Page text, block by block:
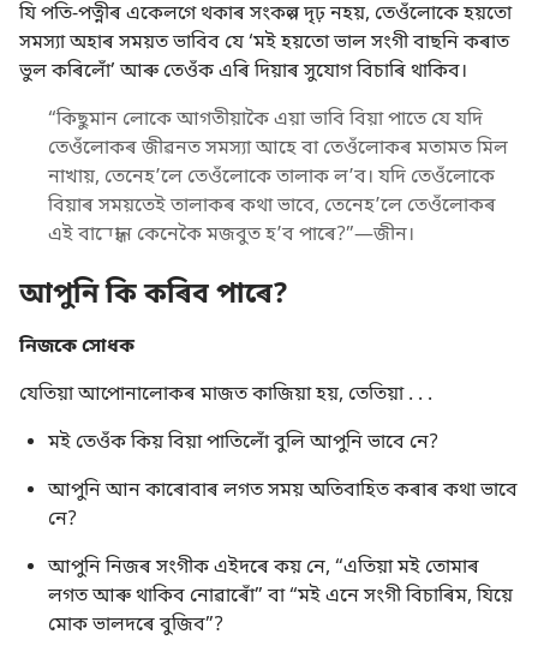
যি পতি-পত্নীৰ একেলগে থকাৰ সংকল্প দৃঢ় নহয়, তেওঁলোকে হয়তো
সমস্যা অহাৰ সময়ত ভাবিব যে ‘মই হয়তো ভাল সংগী বাছনি কৰাত
ভুল কৰিলোঁ’ আৰু তেওঁক এৰি দিয়াৰ সুযোগ বিচাৰি থাকিব।
“কিছুমান লোকে আগতীয়াকৈ এয়া ভাবি বিয়া পাতে যে যদি
তেওঁলোকৰ জীৱনত সমস্যা আহে বা তেওঁলোকৰ মতামত মিল
নাখায়, তেনেহʼলে তেওঁলোকে তালাক লʼব। যদি তেওঁলোকে
বিয়াৰ সময়তেই তালাকৰ কথা ভাবে, তেনেহʼলে তেওঁলোকৰ
এই বান্ধোন কেনেকৈ মজবুত হʼব পাৰে?”—জীন।
আপুনি কি কৰিব পাৰে?
নিজকে সোধক
যেতিয়া আপোনালোকৰ মাজত কাজিয়া হয়, তেতিয়া . . .
মই তেওঁক কিয় বিয়া পাতিলোঁ বুলি আপুনি ভাবে নে?
আপুনি আন কাৰোবাৰ লগত সময় অতিবাহিত কৰাৰ কথা ভাবে
নে?
আপুনি নিজৰ সংগীক এইদৰে কয় নে, “এতিয়া মই তোমাৰ
লগত আৰু থাকিব নোৱাৰোঁ” বা “মই এনে সংগী বিচাৰিম, যিয়ে
মোক ভালদৰে বুজিব”?